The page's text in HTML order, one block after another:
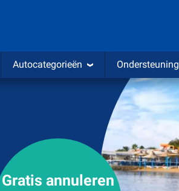
Autocategorieën Ondersteuning
Gratis annuleren